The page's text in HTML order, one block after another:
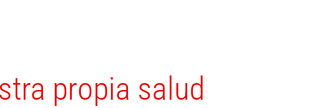
propia salud